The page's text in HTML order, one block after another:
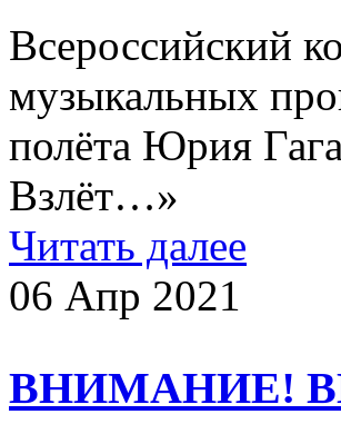
Всероссийский
музыкальных
полёта Юрия
Взлёт…»
Читать далее
06 Апр 2021
ВНИМАНИЕ!